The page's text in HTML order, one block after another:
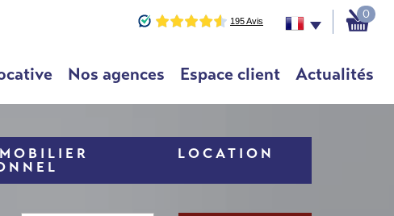
0
Nos agences Espace client Actualités
LOCATION